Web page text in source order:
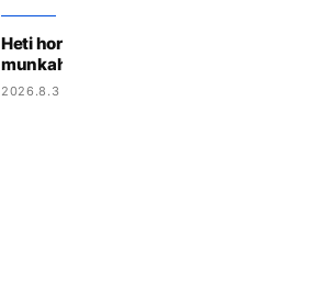
Heti horoszkóp: a Skorpiók randizni
munkahelyi krásst, a Kosok új barátokat
2026.8.3 15:07